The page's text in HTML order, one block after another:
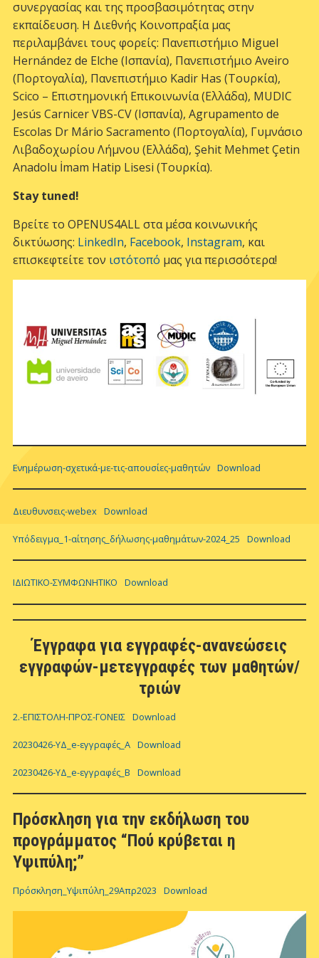
συνεργασίας και της προσβασιμότητας στην
εκπαίδευση. Η Διεθνής Κοινοπραξία μας
περιλαμβάνει τους φορείς: Πανεπιστήμιο Miguel
Hernández de Elche (Ισπανία), Πανεπιστήμιο Aveiro
(Πορτογαλία), Πανεπιστήμιο Kadir Has (Τουρκία),
Scico – Επιστημονική Επικοινωνία (Ελλάδα), MUDIC
Jesús Carnicer VBS-CV (Ισπανία), Agrupamento de
Escolas Dr Mário Sacramento (Πορτογαλία), Γυμνάσιο
Λιβαδοχωρίου Λήμνου (Ελλάδα), Şehit Mehmet Çetin
Anadolu İmam Hatip Lisesi (Τουρκία).
Stay tuned!
Βρείτε το OPENUS4ALL στα μέσα κοινωνικής
δικτύωσης: LinkedIn, Facebook, Instagram, και
επισκεφτείτε τον ιστότοπό μας για περισσότερα!
Ενημέρωση-σχετικά-με-τις-απουσίες-μαθητών Download
Διευθυνσεις-webex Download
Υπόδειγμα_1-αίτησης_δήλωσης-μαθημάτων-2024_25 Download
IΔΙΩΤΙΚΟ-ΣΥΜΦΩΝΗΤΙΚΟ Download
Έγγραφα για εγγραφές-ανανεώσεις
εγγραφών-μετεγγραφές των μαθητών/
τριών
2.-ΕΠΙΣΤΟΛΗ-ΠΡΟΣ-ΓΟΝΕΙΣ Download
20230426-ΥΔ_e-εγγραφές_Α Download
20230426-ΥΔ_e-εγγραφές_Β Download
Πρόσκληση για την εκδήλωση του
προγράμματος “Πού κρύβεται η
Υψιπύλη;”
Πρόσκληση_Υψιπύλη_29Απρ2023 Download